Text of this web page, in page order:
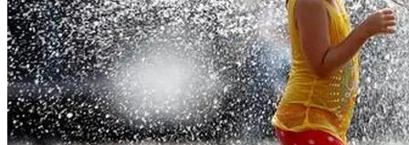
Растущая Концентрация Власти В
Руках Си Цзиньпина: Мир Не Обмануть